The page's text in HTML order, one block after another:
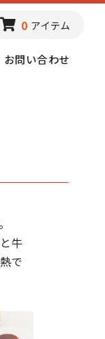
0 アイテム
お問い合わせ
牛
で